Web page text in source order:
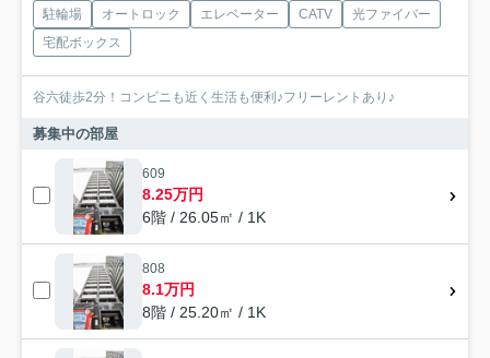
駐輪場 オートロック エレベーター CATV
光ファイバー
宅配ボックス
谷六徒歩2分！コンビニも近く生活も便利♪フリーレントあり♪
募集中の部屋
609
8.25万円
6階 / 26.05㎡ / 1K
808
8.1万円
8階 / 25.20㎡ / 1K